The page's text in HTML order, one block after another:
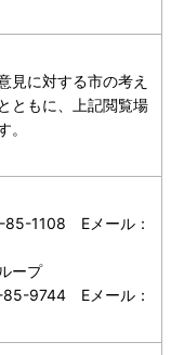
見に対する市の考え
ともに、上記閲覧場
。
1108 Eメール：
ープ
9744 Eメール：